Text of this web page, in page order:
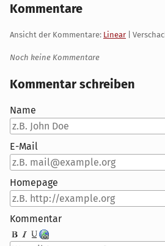
Kommentare
Ansicht der Kommentare: Linear |
Noch keine Kommentare
Kommentar schreiben
Name
E-Mail
Homepage
Kommentar